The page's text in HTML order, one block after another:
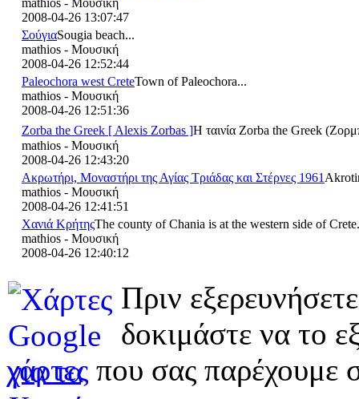
2008-04-26 13:07:47
ΣούγιαSougia beach...
mathios - Μουσική
2008-04-26 12:52:44
Paleochora west CreteTown of Paleochora...
mathios - Μουσική
2008-04-26 12:51:36
Zorba the Greek [ Alexis Zorbas ]Η ταινία Zorba the Greek
mathios - Μουσική
2008-04-26 12:43:20
Ακρωτήρι, Μοναστήρι της Αγίας Τριάδας και Στέρνες 1961
mathios - Μουσική
2008-04-26 12:41:51
Χανιά ΚρήτηςThe county of Chania is at the western side of
mathios - Μουσική
2008-04-26 12:40:12
Πριν
δοκιμάστε να το
χάρτες που σας παρέχουμε